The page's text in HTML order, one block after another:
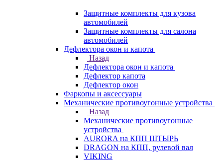
Защитные комплекты для кузова
автомобилей
Защитные комплекты для салона
автомобилей
Дефлектора окон и капота
Назад
Дефлектора окон и капота
Дефлектор капота
Дефлектор окон
Фаркопы и аксессуары
Механические противоугонные устройства
Назад
Механические противоугонные
устройства
AURORA на КПП ШТЫРЬ
DRAGON на КПП, рулевой вал
VIKING